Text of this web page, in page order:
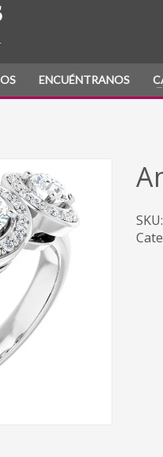
ENCUÉNTRANOS
SKU: